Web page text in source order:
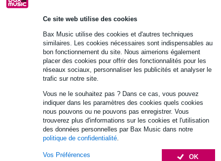
Ce site web utilise des cookies
Bax Music utilise des cookies et d'autres techniques
similaires. Les cookies nécessaires sont indispensables au
bon fonctionnement du site. Nous aimerions également
placer des cookies pour offrir des fonctionnalités pour les
réseaux sociaux, personnaliser les publicités et analyser le
trafic sur notre site.
Vous ne le souhaitez pas ? Dans ce cas, vous pouvez
indiquer dans les paramètres des cookies quels cookies
nous pouvons ou ne pouvons pas enregistrer. Vous
trouverez plus d'informations sur les cookies et l'utilisation
des données personnelles par Bax Music dans notre
politique de confidentialité
OK
Vos Préférences
modèle : SB205
Afficher toutes les caractéristiques du produit
Autres variantes (4)
Accessoires (7)